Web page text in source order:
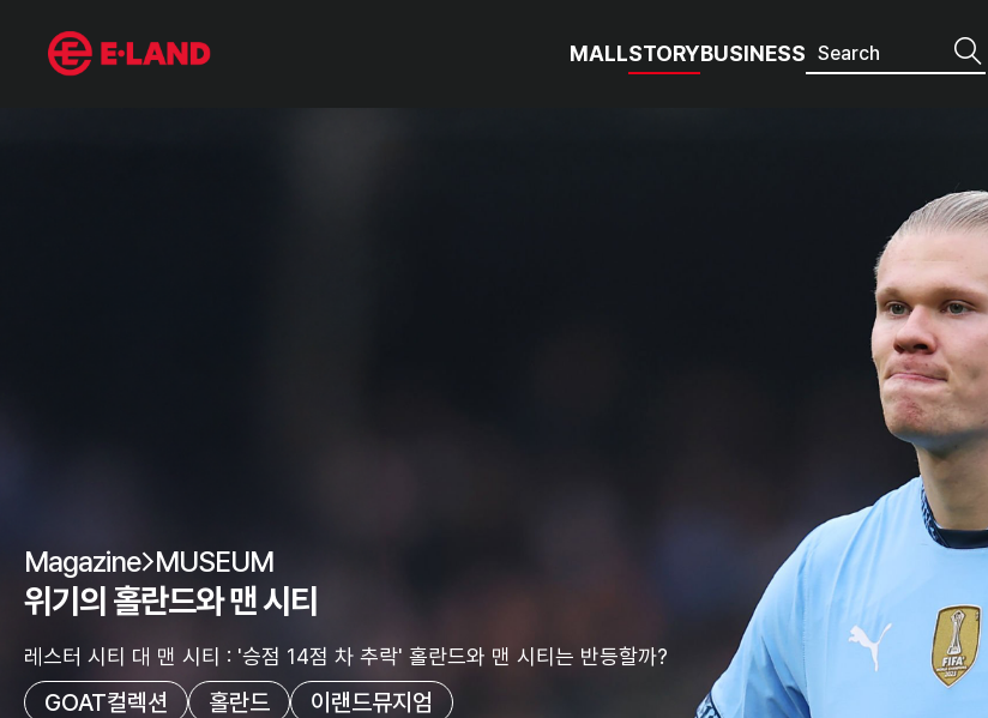
MALLSTORYBUSINESS
레스터 시티 대 맨 시티 : '승점 14점 차 추락' 홀란드와 맨 시티는 반등할까?
Magazine MUSEUM
위기의 홀란드와 맨 시티
레스터 시티 대 맨 시티 : '승점 14점 차 추락' 홀란드와 맨 시티는 반등할까?
GOAT컬렉션 홀란드
이랜드뮤지엄